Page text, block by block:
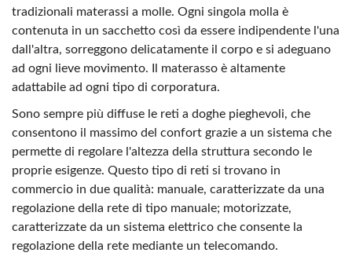
tradizionali materassi a molle. Ogni singola molla è
contenuta in un sacchetto così da essere indipendente l'una
dall'altra, sorreggono delicatamente il corpo e si adeguano
ad ogni lieve movimento. Il materasso è altamente
adattabile ad ogni tipo di corporatura.
Sono sempre più diffuse le reti a doghe pieghevoli, che
consentono il massimo del confort grazie a un sistema che
permette di regolare l'altezza della struttura secondo le
proprie esigenze. Questo tipo di reti si trovano in
commercio in due qualità: manuale, caratterizzate da una
regolazione della rete di tipo manuale; motorizzate,
caratterizzate da un sistema elettrico che consente la
regolazione della rete mediante un telecomando.